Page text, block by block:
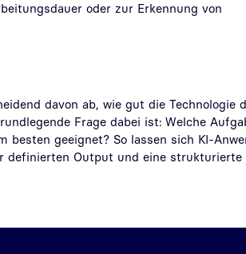
oder zur Erkennung von
davon ab, wie gut die Technologie
Frage dabei ist: Welche
besten geeignet? So lassen sich KI-
definierten Output und eine strukturierte